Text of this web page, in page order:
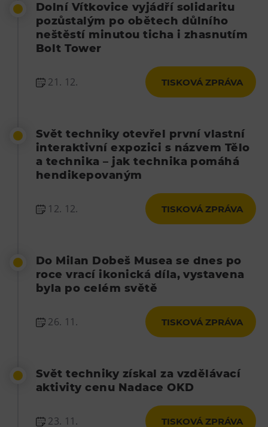
Hornické muzeum
Občerstvení
Kavárna Velký Svět techniky
PECKA DOV
Restaurace VP ART
Bistropen
CØKAFE Dolní Vítkovice
Hotel VP1
Vila Liběna
Tematické dárkové poukazy
DOVýuky
Dolní Vítkovice vyjádří solidaritu
pozůstalým po obětech důlního
neštěstí minutou ticha i zhasnutím
Bolt Tower
21. 12. TISKOVÁ ZPRÁVA
Svět techniky otevřel první vlastní
interaktivní expozici s názvem Tělo
a technika – jak technika pomáhá
hendikepovaným
12. 12. TISKOVÁ ZPRÁVA
Do Milan Dobeš Musea se dnes po
roce vrací ikonická díla, vystavena
byla po celém světě
26. 11. TISKOVÁ ZPRÁVA
Svět techniky získal za vzdělávací
aktivity cenu Nadace OKD
23. 11. TISKOVÁ ZPRÁVA